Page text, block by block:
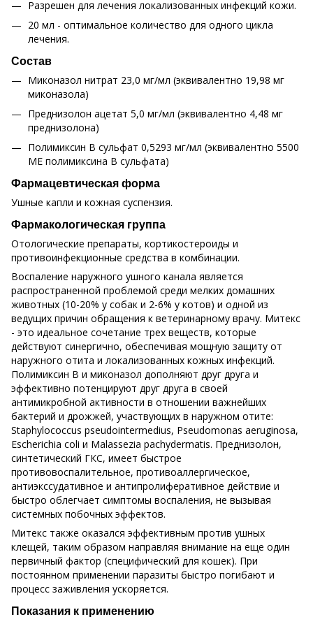
Разрешен для лечения локализованных инфекций кожи.
20 мл - оптимальное количество для одного цикла
лечения.
Состав
Миконазол нитрат 23,0 мг/мл (эквивалентно 19,98 мг
миконазола)
Преднизолон ацетат 5,0 мг/мл (эквивалентно 4,48 мг
преднизолона)
Полимиксин В сульфат 0,5293 мг/мл (эквивалентно 5500
МЕ полимиксина В сульфата)
Фармацевтическая форма
Ушные капли и кожная суспензия.
Фармакологическая группа
Отологические препараты, кортикостероиды и
противоинфекционные средства в комбинации.
Воспаление наружного ушного канала является
распространенной проблемой среди мелких домашних
животных (10-20% у собак и 2-6% у котов) и одной из
ведущих причин обращения к ветеринарному врачу. Митекс
- это идеальное сочетание трех веществ, которые
действуют синергично, обеспечивая мощную защиту от
наружного отита и локализованных кожных инфекций.
Полимиксин В и миконазол дополняют друг друга и
эффективно потенцируют друг друга в своей
антимикробной активности в отношении важнейших
бактерий и дрожжей, участвующих в наружном отите:
Staphylococcus pseudointermedius, Pseudomonas aeruginosa,
Escherichia coli и Malassezia pachydermatis. Преднизолон,
синтетический ГКС, имеет быстрое
противовоспалительное, противоаллергическое,
антиэкссудативное и антипролиферативное действие и
быстро облегчает симптомы воспаления, не вызывая
системных побочных эффектов.
Митекс также оказался эффективным против ушных
клещей, таким образом направляя внимание на еще один
первичный фактор (специфический для кошек). При
постоянном применении паразиты быстро погибают и
процесс заживления ускоряется.
Показания к применению